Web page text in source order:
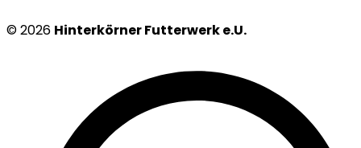
© 2026 Hinterkörner Futterwerk e.U.